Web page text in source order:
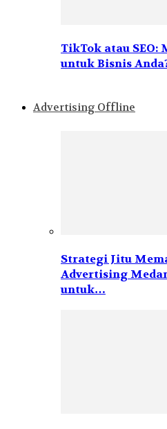
TikTok atau
untuk Bisnis
Advertising Offline
Strategi Jitu
Advertising
untuk…